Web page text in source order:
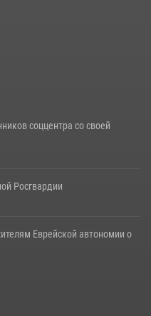
соццентра со своей
Росгвардии
Еврейской автономии о